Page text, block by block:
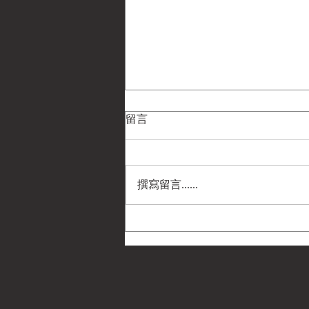
司「軍人世界大戰地圖與勳獎
留言
撰寫留言......